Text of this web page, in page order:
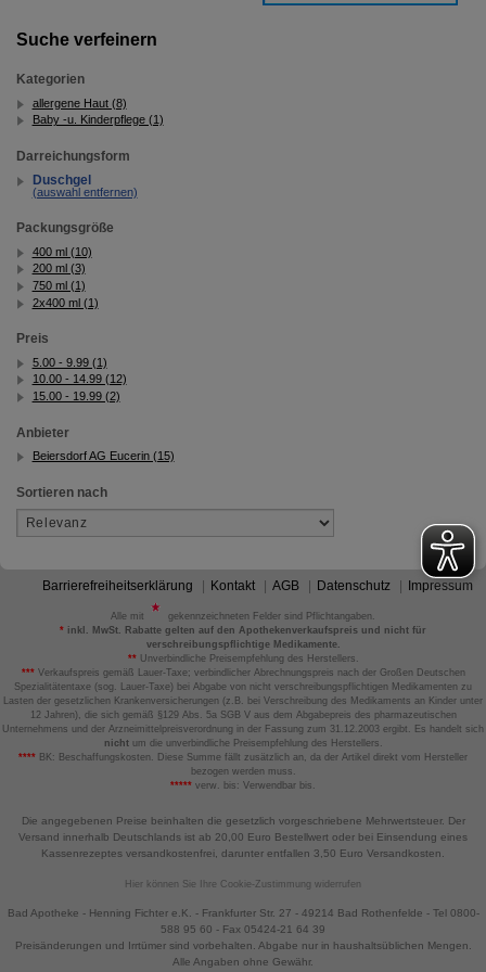
Dritte wie z.B. Google oder soziale Medien
übertragen werden.
Suche verfeinern
Kategorien
allergene Haut (8)
Baby -u. Kinderpflege (1)
Darreichungsform
Duschgel
(auswahl entfernen)
Packungsgröße
400 ml (10)
200 ml (3)
750 ml (1)
2x400 ml (1)
Preis
5.00 - 9.99 (1)
10.00 - 14.99 (12)
15.00 - 19.99 (2)
Anbieter
Beiersdorf AG Eucerin (15)
Sortieren nach
Barrierefreiheitserklärung Kontakt AGB Datenschutz Impressum
Alle mit
gekennzeichneten Felder sind Pflichtangaben.
* inkl. MwSt. Rabatte gelten auf den Apothekenverkaufspreis und nicht für
verschreibungspflichtige Medikamente.
**Unverbindliche Preisempfehlung des Herstellers.
***Verkaufspreis gemäß Lauer-Taxe; verbindlicher Abrechnungspreis nach der Großen Deutschen
Spezialitätentaxe (sog. Lauer-Taxe) bei Abgabe von nicht verschreibungspflichtigen Medikamenten zu
Lasten der gesetzlichen Krankenversicherungen (z.B. bei Verschreibung des Medikaments an Kinder unter
12 Jahren), die sich gemäß §129 Abs. 5a SGB V aus dem Abgabepreis des pharmazeutischen
Unternehmens und der Arzneimittelpreisverordnung in der Fassung zum 31.12.2003 ergibt. Es handelt sich
nichtum die unverbindliche Preisempfehlung des Herstellers.
**** BK: Beschaffungskosten. Diese Summe fällt zusätzlich an, da der Artikel direkt vom Hersteller
bezogen werden muss.
***** verw. bis: Verwendbar bis.
Die angegebenen Preise beinhalten die gesetzlich vorgeschriebene Mehrwertsteuer. Der
Versand innerhalb Deutschlands ist ab 20,00 Euro Bestellwert oder bei Einsendung eines
Kassenrezeptes versandkostenfrei, darunter entfallen 3,50 Euro Versandkosten.
Hier können Sie Ihre Cookie-Zustimmung widerrufen
Bad Apotheke - Henning Fichter e.K. - Frankfurter Str. 27 - 49214 Bad Rothenfelde - Tel 0800-
588 95 60 - Fax 05424-21 64 39
Preisänderungen und Irrtümer sind vorbehalten. Abgabe nur in haushaltsüblichen Mengen.
Alle Angaben ohne Gewähr.